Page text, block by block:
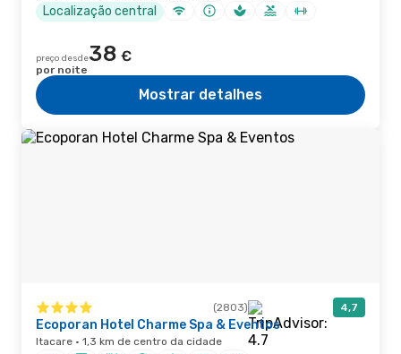
Localização central
preço desde38 €
por noite
Mostrar detalhes
(2803) 4,7
Ecoporan Hotel Charme Spa & Eventos
Itacare · 1,3 km de centro da cidade